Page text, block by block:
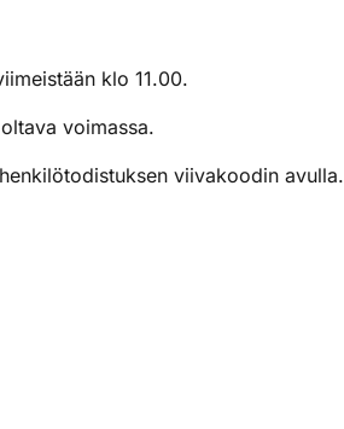
klo 11.00.
voimassa.
viivakoodin avulla.